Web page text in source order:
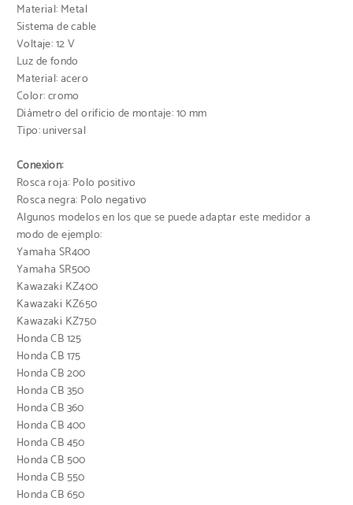
Material: Metal
Sistema de cable
Voltaje: 12 V
Luz de fondo
Material: acero
Color: cromo
Diámetro del orificio de montaje: 10 mm
Tipo: universal
Conexión:
Rosca roja: Polo positivo
Rosca negra: Polo negativo
Algunos modelos en los que se puede adaptar este medidor a
modo de ejemplo:
Yamaha SR400
Yamaha SR500
Kawazaki KZ400
Kawazaki KZ650
Kawazaki KZ750
Honda CB 125
Honda CB 175
Honda CB 200
Honda CB 350
Honda CB 360
Honda CB 400
Honda CB 450
Honda CB 500
Honda CB 550
Honda CB 650